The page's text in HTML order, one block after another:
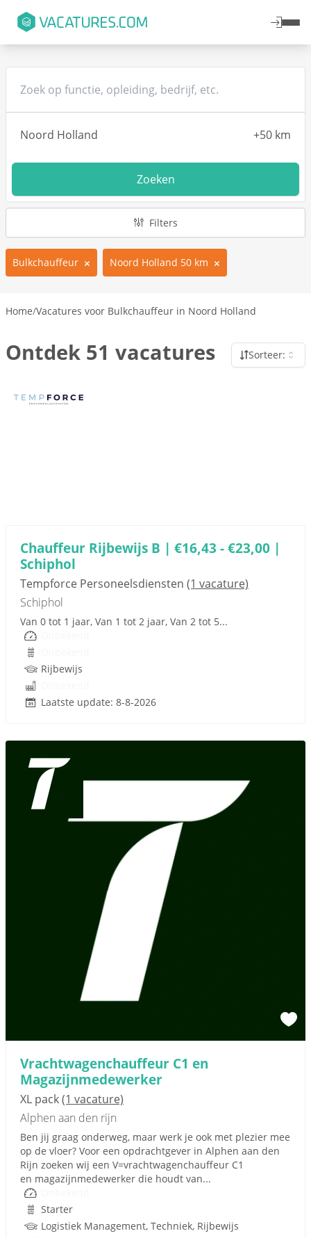
Zoeken
Filters
Bulkchauffeur Noord Holland 50 km
Home/Vacatures voor Bulkchauffeur in Noord Holland
Ontdek 51 vacatures Sorteer:
Chauffeur Rijbewijs B | €16,43 - €23,00 |
Schiphol
Tempforce Personeelsdiensten (1 vacature)
Schiphol
Van 0 tot 1 jaar, Van 1 tot 2 jaar, Van 2 tot 5...
Rijbewijs
Laatste update: 8-8-2026
Vrachtwagenchauffeur C1 en
Magazijnmedewerker
XL pack(1 vacature)
Alphen aan den rijn
Ben jij graag onderweg, maar werk je ook met plezier mee
op de vloer? Voor een opdrachtgever in Alphen aan den
Rijn zoeken wij een V=vrachtwagenchauffeur C1
en magazijnmedewerker die houdt van...
Starter
Logistiek Management, Techniek, Rijbewijs